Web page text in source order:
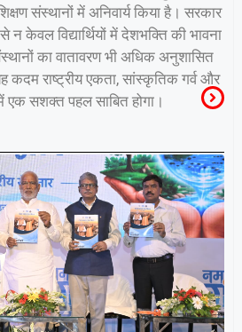
संस्थानों में अनिवार्य किया है। सरकार
न केवल विद्यार्थियों में देशभक्ति की भावना
का वातावरण भी अधिक अनुशासित
कदम राष्ट्रीय एकता, सांस्कृतिक गर्व और
एक सशक्त पहल साबित होगा।